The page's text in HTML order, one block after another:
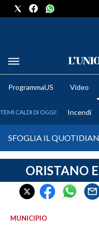
METEO
CRONACA SARDEGNA
CAGLIARI
SULCIS IGLESIENTE
ProgrammaUS Video
TEMI CALDI DI OGGI: Incendi
SFOGLIA IL
ORISTANO
MUNICIPIO